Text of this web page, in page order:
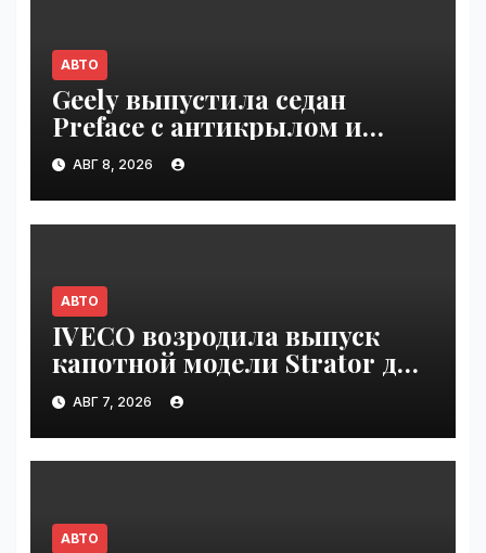
АВТО
Geely выпустила седан
Preface с антикрылом и
красными суппортами |
VseTime.ru
АВГ 8, 2026
АВТО
IVECO возродила выпуск
капотной модели Strator для
Европы | VseTime.ru
АВГ 7, 2026
АВТО